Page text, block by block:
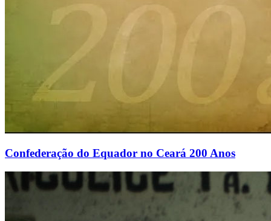
Confederação do Equador no Ceará 200 Anos